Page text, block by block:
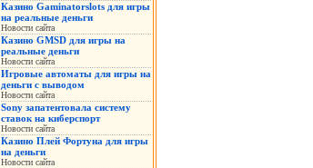
Казино Gaminatorslots для игры
на реальные деньги
Новости сайта
Казино GMSD для игры на
реальные деньги
Новости сайта
Игровые автоматы для игры на
деньги с выводом
Новости сайта
Sony запатентовала систему
ставок на киберспорт
Новости сайта
Казино Плей Фортуна для игры
на деньги
Новости сайта